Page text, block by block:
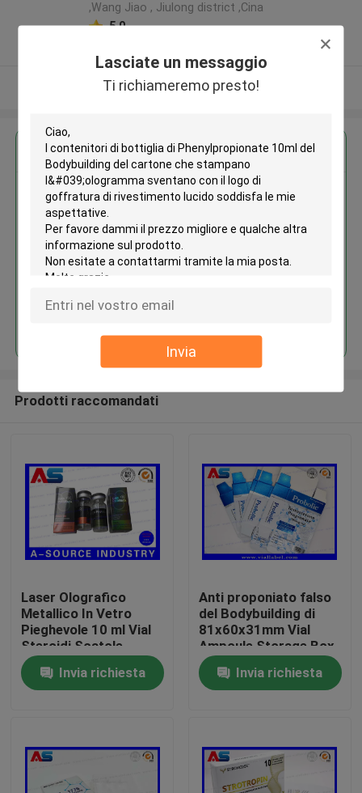
Lasciate un messaggio
Ti richiameremo presto!
Invia
Casa
Circa noi
,Wang Jiao , Jiulong district ,Cina
5.0
Osservi più
Ottieni il miglior prezzo per
I contenitori di bottiglia di
Bodybuilding del cartone che
stampano l'ologramma sventano
con il logo di goffratura di
Prodotti raccomandati
Laser Olografico
Metallico In Vetro
Pieghevole 10 ml Vial
Steroidi Scatole
Imballaggio Scatole
Farmaceutiche
Etichetta
Invia richiesta
Anti proponiato falso
del Bodybuilding di
81x60x31mm Vial
Ampoule Storage Box
For 1ml
Invia richiesta